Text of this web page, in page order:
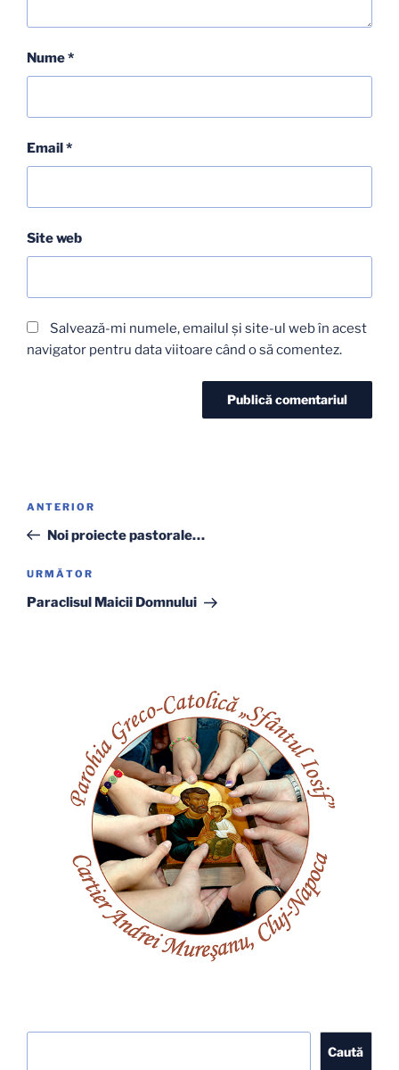
Nume*
Email*
Site web
Salvează-mi numele, emailul și site-ul web în acest
navigator pentru data viitoare când o să comentez.
articole
Articolul
anterior
ANTERIOR
Noi proiecte pastorale…
Articolul
următor
URMĂTOR
Paraclisul Maicii Domnului
Caută